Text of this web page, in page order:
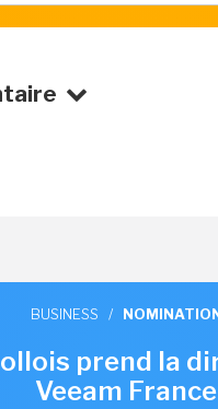
BUSINESS /
prend la
Veeam France